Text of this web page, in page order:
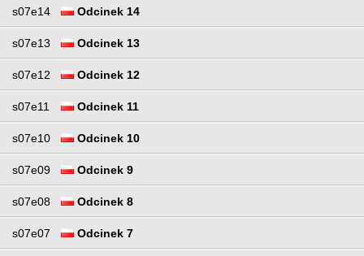
s07e14 Odcinek 14
s07e13 Odcinek 13
s07e12 Odcinek 12
s07e11 Odcinek 11
s07e10 Odcinek 10
s07e09 Odcinek 9
s07e08 Odcinek 8
s07e07 Odcinek 7